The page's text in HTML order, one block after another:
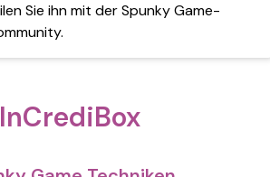
Sie ihn mit der Spunky Game-